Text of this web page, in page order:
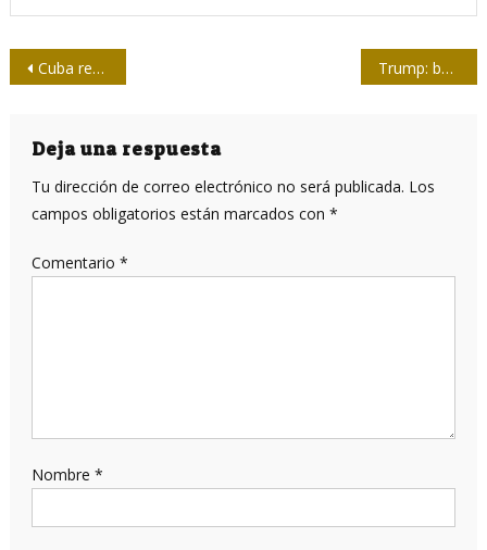
Navegación
entradas
Cuba rechaza de manera contundente agresión militar a Venezuela Trump: bombardeo y secuestro
Deja una respuesta
Tu dirección de correo electrónico no será publicada. Los
campos obligatorios están marcados con *
Comentario *
Nombre *